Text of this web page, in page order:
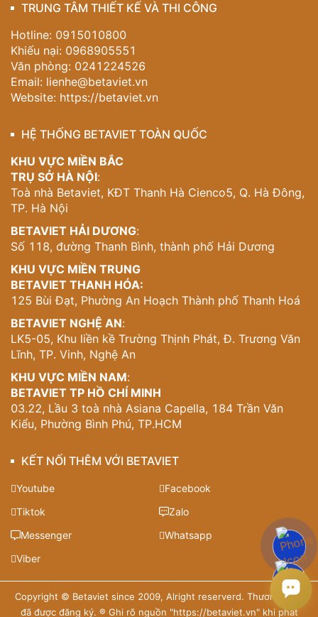
TRUNG TÂM THIẾT KẾ VÀ THI CÔNG
Hotline: 0915010800
Khiếu nại: 0968905551
Văn phòng: 0241224526
Email: lienhe@betaviet.vn
Website: https://betaviet.vn
HỆ THỐNG BETAVIET TOÀN QUỐC
KHU VỰC MIỀN BẮC
TRỤ SỞ HÀ NỘI:
Toà nhà Betaviet, KĐT Thanh Hà Cienco5, Q. Hà Đông,
TP. Hà Nội
BETAVIET HẢI DƯƠNG:
Số 118, đường Thanh Bình, thành phố Hải Dương
KHU VỰC MIỀN TRUNG
BETAVIET THANH HÓA:
125 Bùi Đạt, Phường An Hoạch Thành phố Thanh Hoá
BETAVIET NGHỆ AN:
LK5-05, Khu liền kề Trường Thịnh Phát, Đ. Trương Văn
Lĩnh, TP. Vinh, Nghệ An
KHU VỰC MIỀN NAM:
BETAVIET TP HỒ CHÍ MINH
03.22, Lầu 3 toà nhà Asiana Capella, 184 Trần Văn
Kiểu, Phường Bình Phú, TP.HCM
KẾT NỐI THÊM VỚI BETAVIET
Youtube
Facebook
Tiktok
Zalo
Messenger
Whatsapp
Viber
Copyright © Betaviet since 2009, Alright reserverd. Thương hiệu
đã được đăng ký. ® Ghi rõ nguồn "https://betaviet.vn" khi phát